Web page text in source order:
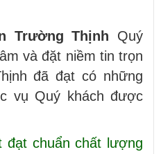
Trường Thịnh Quý
và đặt niềm tin trọn
đã đạt có những
vụ Quý khách được
đạt chuẩn chất lượng